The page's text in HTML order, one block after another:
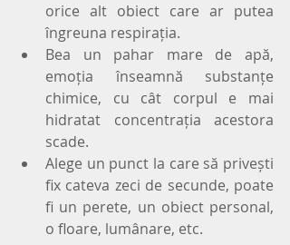
orice alt obiect care ar putea
îngreuna respirația.
Bea un pahar mare de apă,
emoția înseamnă substanțe
chimice, cu cât corpul e mai
hidratat concentrația acestora
scade.
Alege un punct la care să privești
fix cateva zeci de secunde, poate
fi un perete, un obiect personal,
o floare, lumânare, etc.